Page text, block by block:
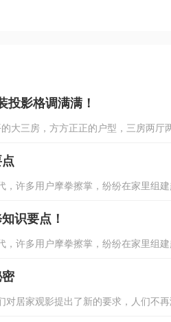
投影格调满满！
大三房，方方正正的户型，三房两
，许多用户摩拳擦掌，纷纷在家里组
识要点！
，许多用户摩拳擦掌，纷纷在家里组
对居家观影提出了新的要求，人们不